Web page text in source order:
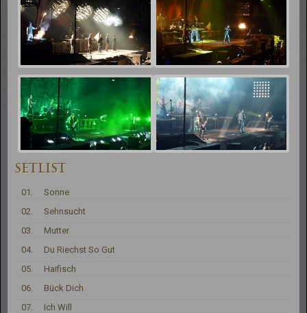
SETLIST
01.
Sonne
02.
Sehnsucht
03.
Mutter
04.
Du Riechst So Gut
05.
Haifisch
06.
Bück Dich
07.
Ich Will